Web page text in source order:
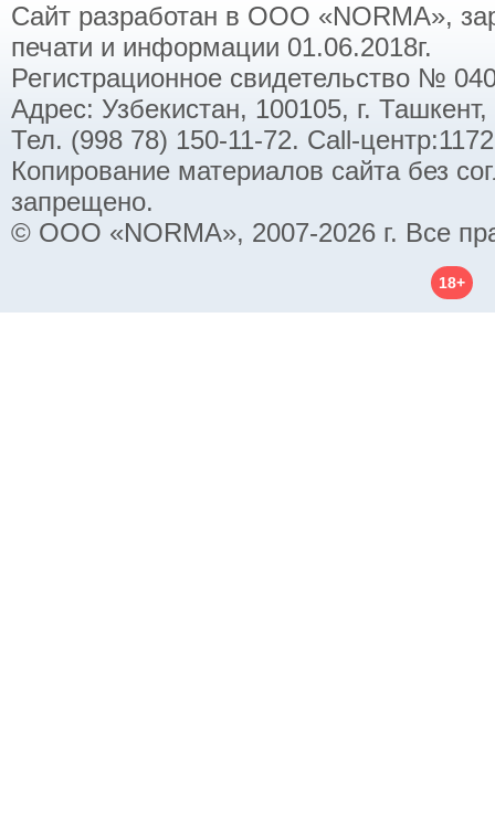
Сайт разработан в ООО «NORMA»,
печати и информации 01.06.2018г.
Регистрационное свидетельство №
Адрес: Узбекистан, 100105, г.
Тел. (998 78) 150-11-72. Call-
Копирование материалов сайта без
запрещено.
© ООО «NORMA», 2007-2026 г. Все
18+